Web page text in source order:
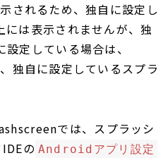
されるため、独自に設定し
は表示されませんが、独
定している場合は、
独自に設定しているスプラ
では、スプラッシ
の Androidアプリ設定